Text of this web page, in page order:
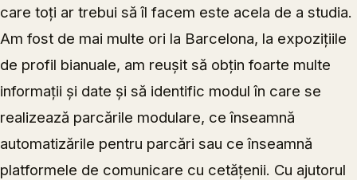
care toți ar trebui să îl facem este acela de a studia.
Am fost de mai multe ori la Barcelona, la expozițiile
de profil bianuale, am reușit să obțin foarte multe
informații și date și să identific modul în care se
realizează parcările modulare, ce înseamnă
automatizările pentru parcări sau ce înseamnă
platformele de comunicare cu cetățenii. Cu ajutorul